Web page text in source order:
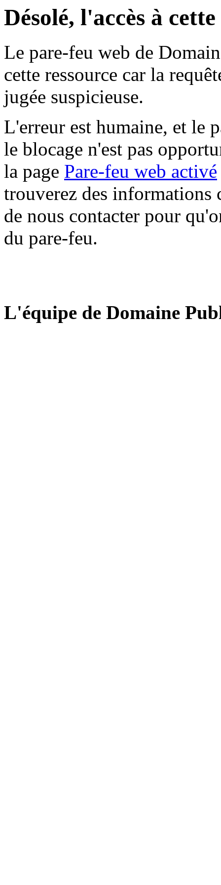
Désolé, l'accès à
Le pare-feu web de
cette ressource car la
jugée suspicieuse.
L'erreur est humaine, et le
le blocage n'est pas
la page Pare-feu web activé
trouverez des informations
de nous contacter pour
du pare-feu.
L'équipe de Domaine